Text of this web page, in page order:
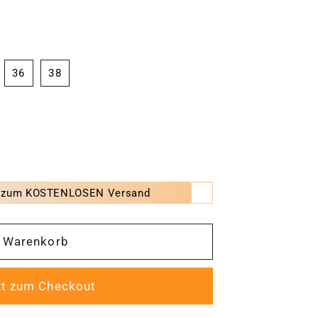
36 38
KOSTENLOSEN Versand
Warenkorb
zum Checkout